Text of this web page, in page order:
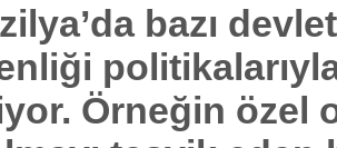
bazı
Örneğin özel